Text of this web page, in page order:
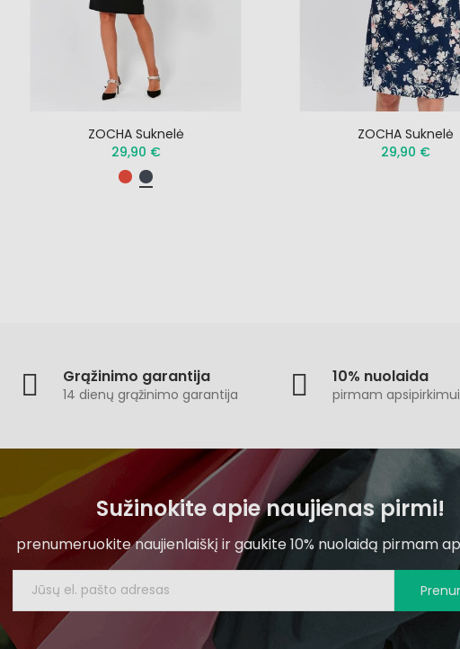
ZOCHA Suknelė
29,90 €
ZOCHA Suknelė
29,90 €
Grąžinimo garantija
14 dienų grąžinimo garantija
10% nuolaida
pirmam apsipirkimui
Sužinokite apie naujienas pirmi!
prenumeruokite naujienlaiškį ir gaukite 10% nuolaidą pirmam